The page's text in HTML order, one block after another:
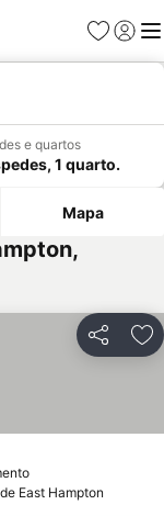
Favoritos
Iniciar
e quartos
1 quarto.
Mapa
Partilhar
East Hampton